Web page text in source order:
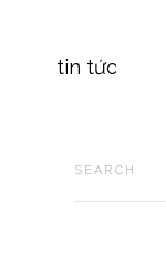
tin tức
tin tức chuyên